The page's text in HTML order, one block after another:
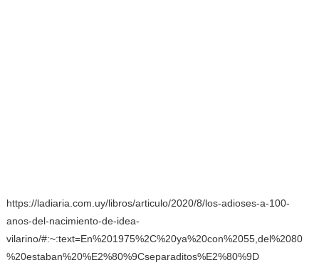
https://ladiaria.com.uy/libros/articulo/2020/8/los-adioses-a-100-
anos-del-nacimiento-de-idea-
vilarino/#:~:text=En%201975%2C%20ya%20con%2055,del%2080
%20estaban%20%E2%80%9Cseparaditos%E2%80%9D